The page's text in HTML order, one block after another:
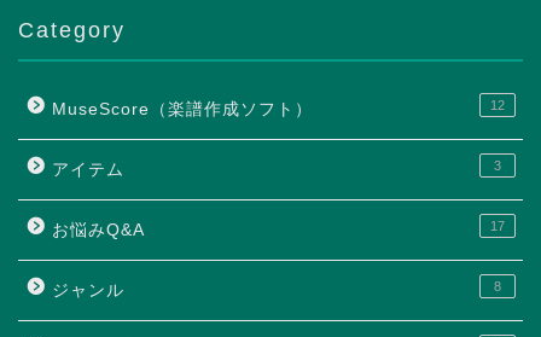
Category
MuseScore（楽譜作成ソフト） 12
アイテム 3
お悩みQ&A 17
ジャンル 8